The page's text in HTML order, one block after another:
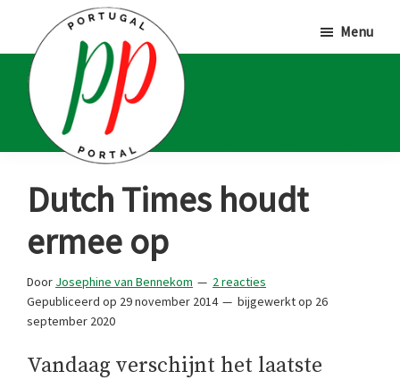
hoofd
inhoud
eerste
sidebar
voettekst
Portal
Portugalliefhebbers
en
fanaten
Menu
Dutch Times houdt
ermee op
Door Josephine van Bennekom
2 reacties
Gepubliceerd op 29 november 2014 bijgewerkt op 26
september 2020
Vandaag verschijnt het laatste